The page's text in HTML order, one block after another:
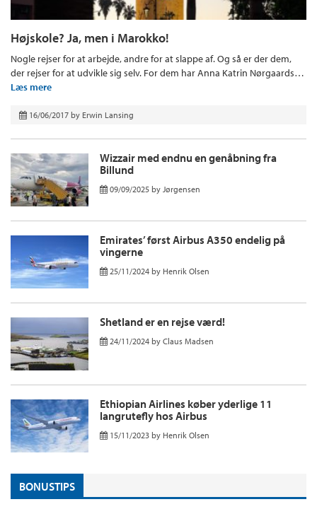
Højskole? Ja, men i Marokko!
Nogle rejser for at arbejde, andre for at slappe af. Og så er der dem,
der rejser for at udvikle sig selv. For dem har Anna Katrin Nørgaards…
Læs mere
16/06/2017 by Erwin Lansing
Wizzair med endnu en genåbning fra
Billund
09/09/2025 by Jørgensen
Emirates’ først Airbus A350 endelig på
vingerne
25/11/2024 by Henrik Olsen
Shetland er en rejse værd!
24/11/2024 by Claus Madsen
Ethiopian Airlines køber yderlige 11
langrutefly hos Airbus
15/11/2023 by Henrik Olsen
BONUSTIPS